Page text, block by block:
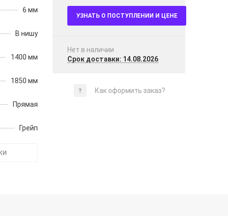
6 мм
В нишу
1400 мм
1850 мм
Прямая
Грейп
УЗНАТЬ О ПОСТУПЛЕНИИ И ЦЕНЕ
Нет в наличии
Срок доставки: 14.08.2026
Как оформить заказ?